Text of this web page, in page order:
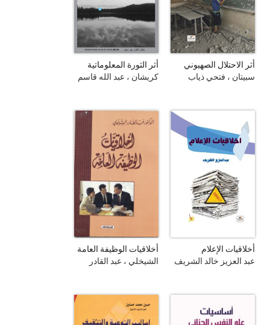
أثر الاحتلال الصهيوني
على الطفل الفلسطيني
سبيتان ، فتحي ذياب
أثر الثورة المعلوماتية
الإعلامية في نشر الوعي
العربي 2010 - 2012
كريشان ، عبد الله قاسم
أخلاقيات الإعلام
عبد العزيز خالد الشريف
أخلاقيات الوظيفة العامة
الشيخلي ، عبد القادر